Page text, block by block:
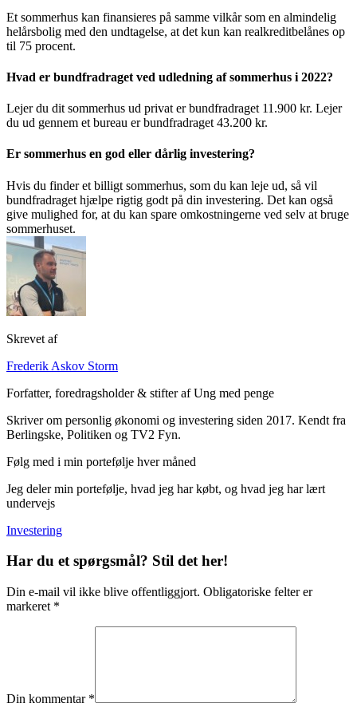
Et sommerhus kan finansieres på samme vilkår som en almindelig
helårsbolig med den undtagelse, at det kun kan realkreditbelånes op
til 75 procent.
Hvad er bundfradraget ved udledning af sommerhus i 2022?
Lejer du dit sommerhus ud privat er bundfradraget 11.900 kr. Lejer
du ud gennem et bureau er bundfradraget 43.200 kr.
Er sommerhus en god eller dårlig investering?
Hvis du finder et billigt sommerhus, som du kan leje ud, så vil
bundfradraget hjælpe rigtig godt på din investering. Det kan også
give mulighed for, at du kan spare omkostningerne ved selv at bruge
sommerhuset.
Skrevet af
Frederik Askov Storm
Forfatter, foredragsholder & stifter af Ung med penge
Skriver om personlig økonomi og investering siden 2017. Kendt fra
Berlingske, Politiken og TV2 Fyn.
Følg med i min portefølje hver måned
Jeg deler min portefølje, hvad jeg har købt, og hvad jeg har lært
undervejs
Investering
Har du et spørgsmål? Stil det her!
Din e-mail vil ikke blive offentliggjort. Obligatoriske felter er
markeret *
Din kommentar *